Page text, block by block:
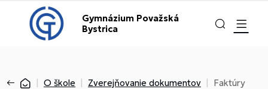
Gymnázium Považská
Bystrica
O škole Zverejňovanie dokumentov Faktúry